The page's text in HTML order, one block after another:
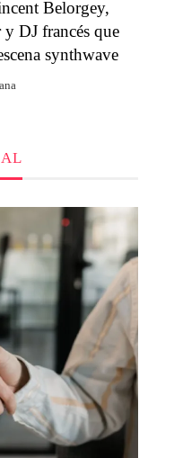
Belorgey,
DJ francés que
synthwave